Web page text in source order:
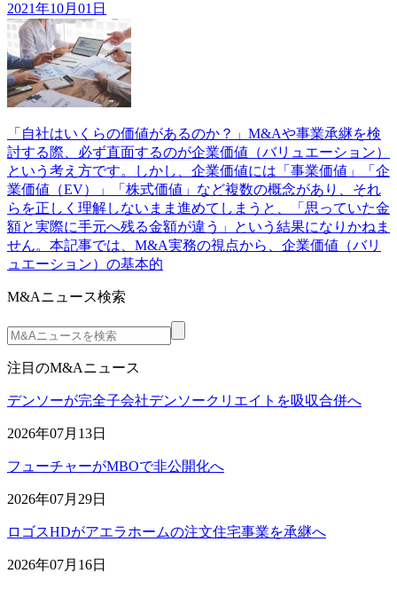
2021年10月01日
「自社はいくらの価値があるのか？」M&Aや事業承継を検
討する際、必ず直面するのが企業価値（バリュエーション）
という考え方です。しかし、企業価値には「事業価値」「企
業価値（EV）」「株式価値」など複数の概念があり、それ
らを正しく理解しないまま進めてしまうと、「思っていた金
額と実際に手元へ残る金額が違う」という結果になりかねま
せん。本記事では、M&A実務の視点から、企業価値（バリ
ュエーション）の基本的
M&Aニュース検索
注目のM&Aニュース
デンソーが完全子会社デンソークリエイトを吸収合併へ
2026年07月13日
フューチャーがMBOで非公開化へ
2026年07月29日
ロゴスHDがアエラホームの注文住宅事業を承継へ
2026年07月16日